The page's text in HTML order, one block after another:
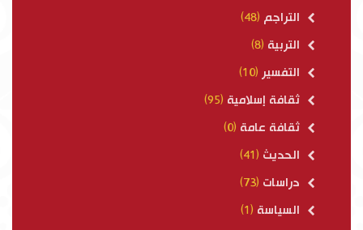
التراجم (48)
التربية (8)
التفسير (10)
ثقافة إسلامية (95)
ثقافة عامة (0)
الحديث (41)
دراسات (73)
السياسة (1)